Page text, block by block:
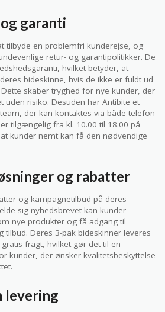
garanti
tilbyde en problemfri kunderejse, og
retur- og garantipolitikker. De
hvilket betyder, at
bideskinne, hvis de ikke er fuldt ud
skaber tryghed for nye kunder, der
uden risiko. Desuden har Antibite et
der kan kontaktes via både telefon
tilgængelig fra kl. 10.00 til 18.00 på
kunder nemt kan få den nødvendige
og rabatter
og kampagnetilbud på deres
sig nyhedsbrevet kan kunder
nye produkter og få adgang til
tilbud. Deres 3-pak bideskinner leveres
fragt, hvilket gør det til en
kunder, der ønsker kvalitetsbeskyttelse
levering